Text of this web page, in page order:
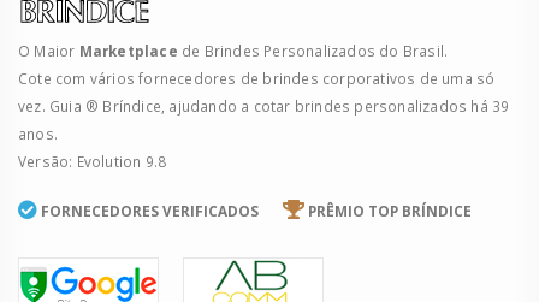
O Maior Marketplace de Brindes Personalizados do Brasil.
Cote com vários fornecedores de brindes corporativos de uma só
vez. Guia ® Bríndice, ajudando a cotar brindes personalizados há 39
anos.
Versão: Evolution 9.8
FORNECEDORES VERIFICADOS PRÊMIO TOP BRÍNDICE